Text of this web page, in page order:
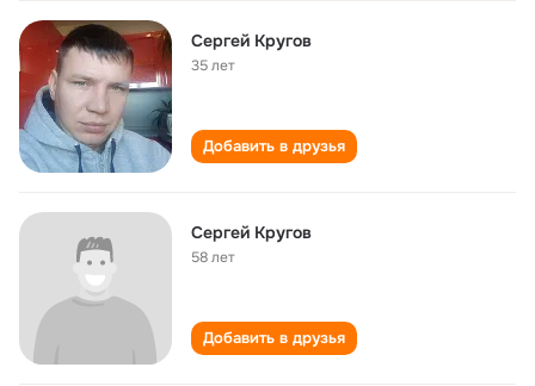
Сергей Кругов
35 лет
Добавить в друзья
Сергей Кругов
58 лет
Добавить в друзья